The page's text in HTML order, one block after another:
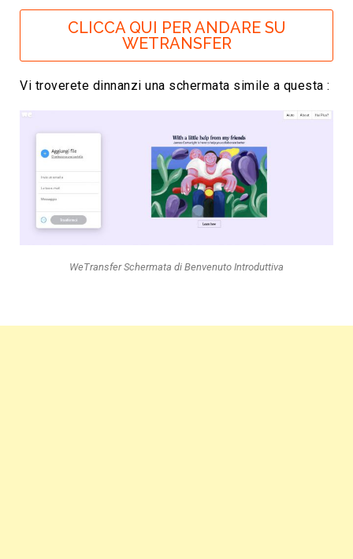
CLICCA QUI PER ANDARE SU
WETRANSFER
Vi troverete dinnanzi una schermata simile a questa :
WeTransfer Schermata di Benvenuto Introduttiva